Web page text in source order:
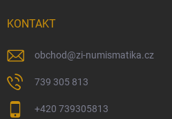
KONTAKT
obchod@zi-numismatika.cz
739 305 813
+420 739305813